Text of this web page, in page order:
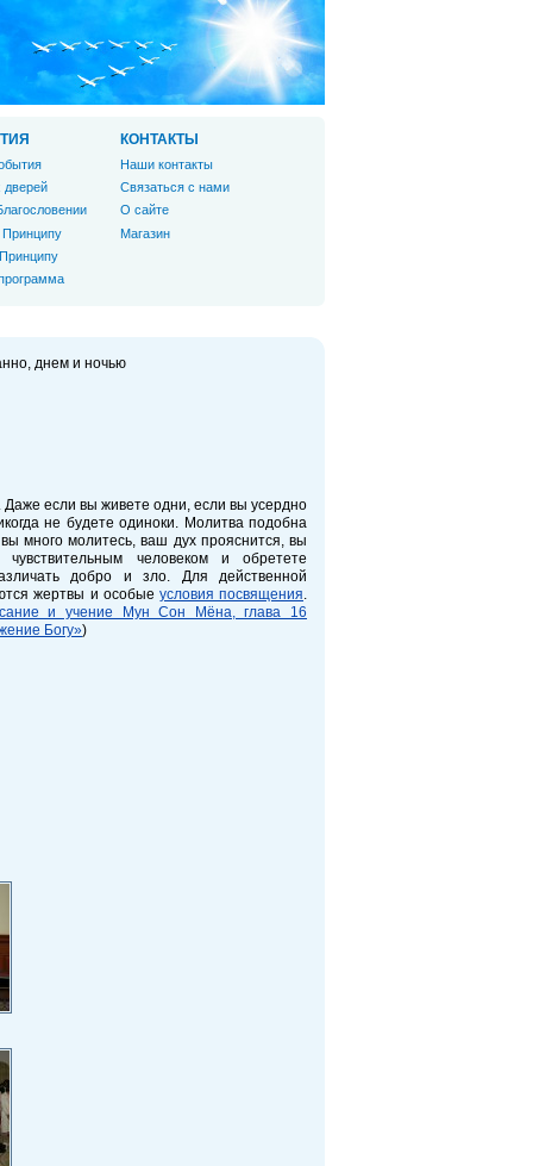
днем и ночью
если вы живете одни, если вы усердно
не будете одиноки. Молитва подобна
много молитесь, ваш дух прояснится, вы
чувствительным человеком и обретете
добро и зло. Для действенной
жертвы и особые условия посвящения.
и учение Мун Сон Мёна, глава 16
Богу»)
дверей
КОНТАКТЫ
Наши контакты
Связаться с нами
О сайте
Магазин